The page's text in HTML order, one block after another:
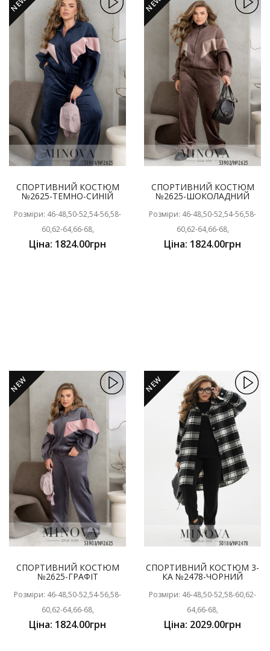
СПОРТИВНИЙ КОСТЮМ
№2625-ТЕМНО-СИНІЙ
Розміри: 46-48,50-52,54-56,58-
60,62-64,66-68,
Ціна: 1824.00грн
СПОРТИВНИЙ КОСТЮМ
№2625-ШОКОЛАДНИЙ
Розміри: 46-48,50-52,54-56,58-
60,62-64,66-68,
Ціна: 1824.00грн
NEW
СПОРТИВНИЙ КОСТЮМ
№2625-ГРАФІТ
Розміри: 46-48,50-52,54-56,58-
60,62-64,66-68,
Ціна: 1824.00грн
NEW
СПОРТИВНИЙ КОСТЮМ 3-
КА №2478-ЧОРНИЙ
Розміри: 46-48,50-52,58-60,62-
64,66-68,
Ціна: 2029.00грн